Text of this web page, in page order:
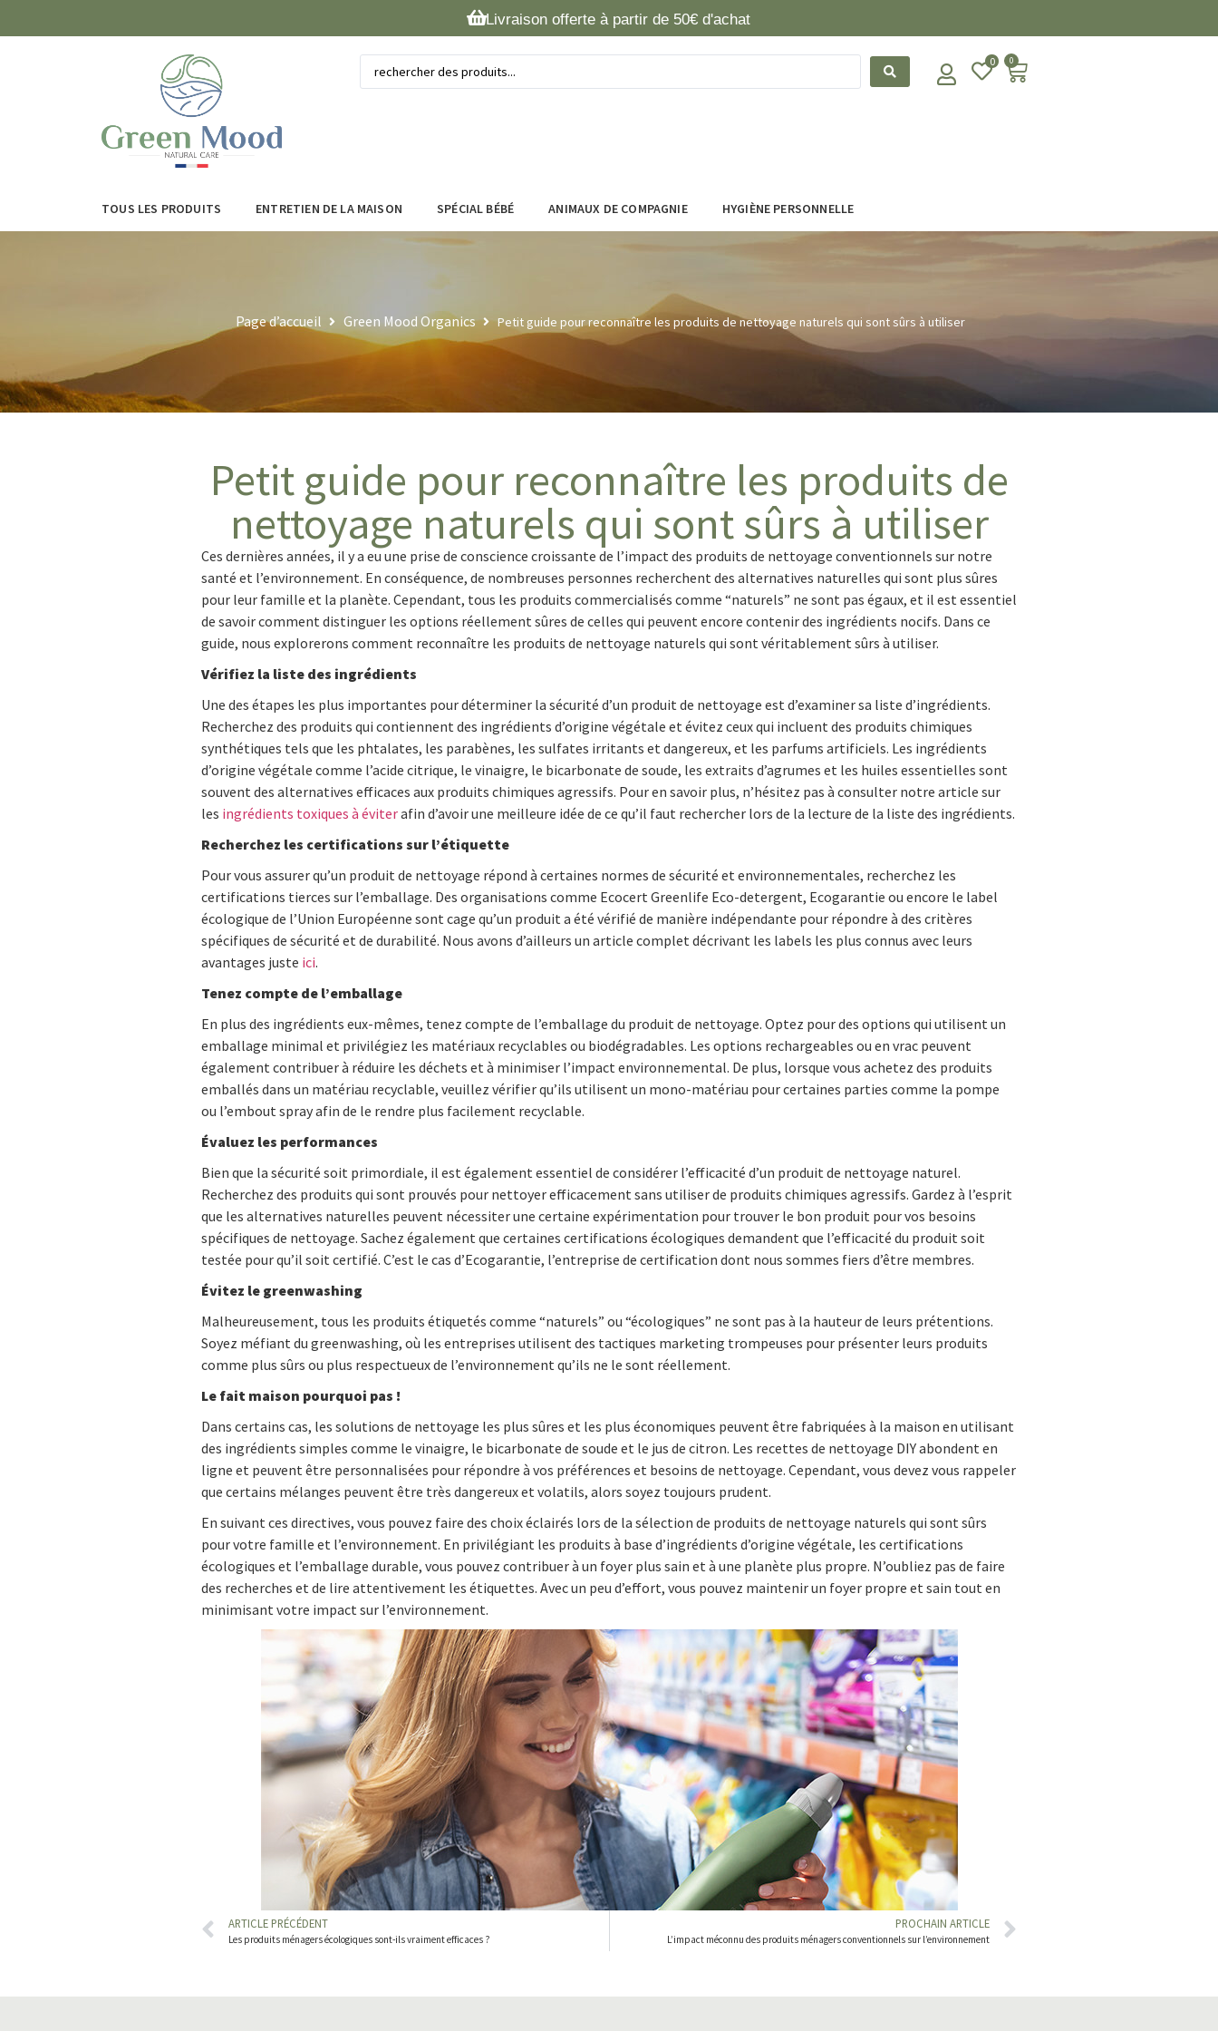
Livraison offerte à partir de 50€ d'achat
0 0
TOUS LES PRODUITS ENTRETIEN DE LA MAISON SPÉCIAL BÉBÉ ANIMAUX DE COMPAGNIE HYGIÈNE PERSONNELLE
Page d’accueil Green Mood Organics Petit guide pour reconnaître les produits de nettoyage naturels qui sont sûrs à utiliser
Petit guide pour reconnaître les produits de
nettoyage naturels qui sont sûrs à utiliser
Ces dernières années, il y a eu une prise de conscience croissante de l’impact des produits de nettoyage conventionnels sur notre
santé et l’environnement. En conséquence, de nombreuses personnes recherchent des alternatives naturelles qui sont plus sûres
pour leur famille et la planète. Cependant, tous les produits commercialisés comme “naturels” ne sont pas égaux, et il est essentiel
de savoir comment distinguer les options réellement sûres de celles qui peuvent encore contenir des ingrédients nocifs. Dans ce
guide, nous explorerons comment reconnaître les produits de nettoyage naturels qui sont véritablement sûrs à utiliser.
Vérifiez la liste des ingrédients
Une des étapes les plus importantes pour déterminer la sécurité d’un produit de nettoyage est d’examiner sa liste d’ingrédients.
Recherchez des produits qui contiennent des ingrédients d’origine végétale et évitez ceux qui incluent des produits chimiques
synthétiques tels que les phtalates, les parabènes, les sulfates irritants et dangereux, et les parfums artificiels. Les ingrédients
d’origine végétale comme l’acide citrique, le vinaigre, le bicarbonate de soude, les extraits d’agrumes et les huiles essentielles sont
souvent des alternatives efficaces aux produits chimiques agressifs. Pour en savoir plus, n’hésitez pas à consulter notre article sur
les ingrédients toxiques à éviterafin d’avoir une meilleure idée de ce qu’il faut rechercher lors de la lecture de la liste des ingrédients.
Recherchez les certifications sur l’étiquette
Pour vous assurer qu’un produit de nettoyage répond à certaines normes de sécurité et environnementales, recherchez les
certifications tierces sur l’emballage. Des organisations comme Ecocert Greenlife Eco-detergent, Ecogarantie ou encore le label
écologique de l’Union Européenne sont cage qu’un produit a été vérifié de manière indépendante pour répondre à des critères
spécifiques de sécurité et de durabilité. Nous avons d’ailleurs un article complet décrivant les labels les plus connus avec leurs
avantages juste ici.
Tenez compte de l’emballage
En plus des ingrédients eux-mêmes, tenez compte de l’emballage du produit de nettoyage. Optez pour des options qui utilisent un
emballage minimal et privilégiez les matériaux recyclables ou biodégradables. Les options rechargeables ou en vrac peuvent
également contribuer à réduire les déchets et à minimiser l’impact environnemental. De plus, lorsque vous achetez des produits
emballés dans un matériau recyclable, veuillez vérifier qu’ils utilisent un mono-matériau pour certaines parties comme la pompe
ou l’embout spray afin de le rendre plus facilement recyclable.
Évaluez les performances
Bien que la sécurité soit primordiale, il est également essentiel de considérer l’efficacité d’un produit de nettoyage naturel.
Recherchez des produits qui sont prouvés pour nettoyer efficacement sans utiliser de produits chimiques agressifs. Gardez à l’esprit
que les alternatives naturelles peuvent nécessiter une certaine expérimentation pour trouver le bon produit pour vos besoins
spécifiques de nettoyage. Sachez également que certaines certifications écologiques demandent que l’efficacité du produit soit
testée pour qu’il soit certifié. C’est le cas d’Ecogarantie, l’entreprise de certification dont nous sommes fiers d’être membres.
Évitez le greenwashing
Malheureusement, tous les produits étiquetés comme “naturels” ou “écologiques” ne sont pas à la hauteur de leurs prétentions.
Soyez méfiant du greenwashing, où les entreprises utilisent des tactiques marketing trompeuses pour présenter leurs produits
comme plus sûrs ou plus respectueux de l’environnement qu’ils ne le sont réellement.
Le fait maison pourquoi pas !
Dans certains cas, les solutions de nettoyage les plus sûres et les plus économiques peuvent être fabriquées à la maison en utilisant
des ingrédients simples comme le vinaigre, le bicarbonate de soude et le jus de citron. Les recettes de nettoyage DIY abondent en
ligne et peuvent être personnalisées pour répondre à vos préférences et besoins de nettoyage. Cependant, vous devez vous rappeler
que certains mélanges peuvent être très dangereux et volatils, alors soyez toujours prudent.
En suivant ces directives, vous pouvez faire des choix éclairés lors de la sélection de produits de nettoyage naturels qui sont sûrs
pour votre famille et l’environnement. En privilégiant les produits à base d’ingrédients d’origine végétale, les certifications
écologiques et l’emballage durable, vous pouvez contribuer à un foyer plus sain et à une planète plus propre. N’oubliez pas de faire
des recherches et de lire attentivement les étiquettes. Avec un peu d’effort, vous pouvez maintenir un foyer propre et sain tout en
minimisant votre impact sur l’environnement.
ARTICLE PRÉCÉDENT
Les produits ménagers écologiques sont-ils vraiment efficaces ?
PROCHAIN ARTICLE
L’impact méconnu des produits ménagers conventionnels sur l’environnement